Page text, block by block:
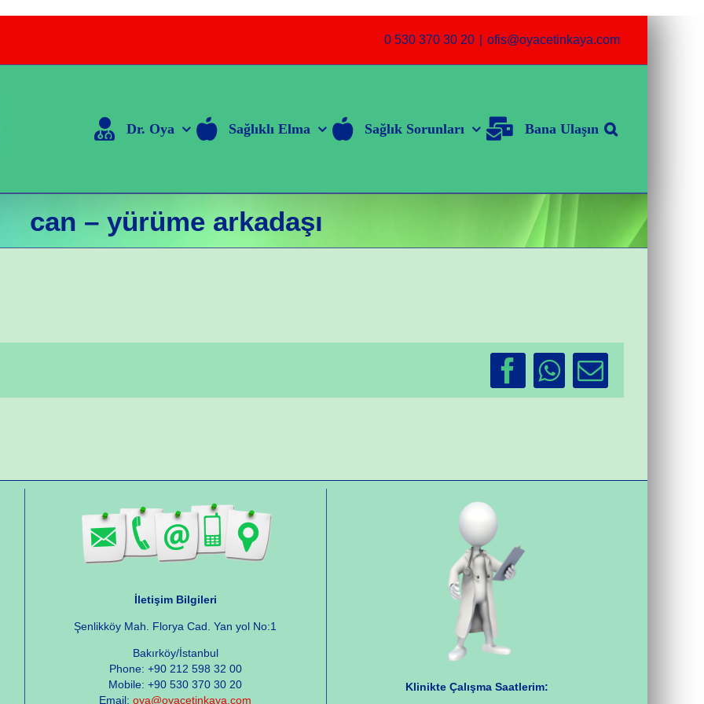
0 530 370 30 20 ofis@oyacetinkaya.com
Dr. Oya Sağlıklı Elma Sağlık Sorunları Bana Ulaşın
can – yürüme arkadaşı
Facebook
WhatsApp
Email
İletişim Bilgileri
Şenlikköy Mah. Florya Cad. Yan yol No:1
Bakırköy/İstanbul
Phone: +90 212 598 32 00
Mobile: +90 530 370 30 20
Email:oya@oyacetinkaya.com
Klinikte Çalışma Saatlerim: